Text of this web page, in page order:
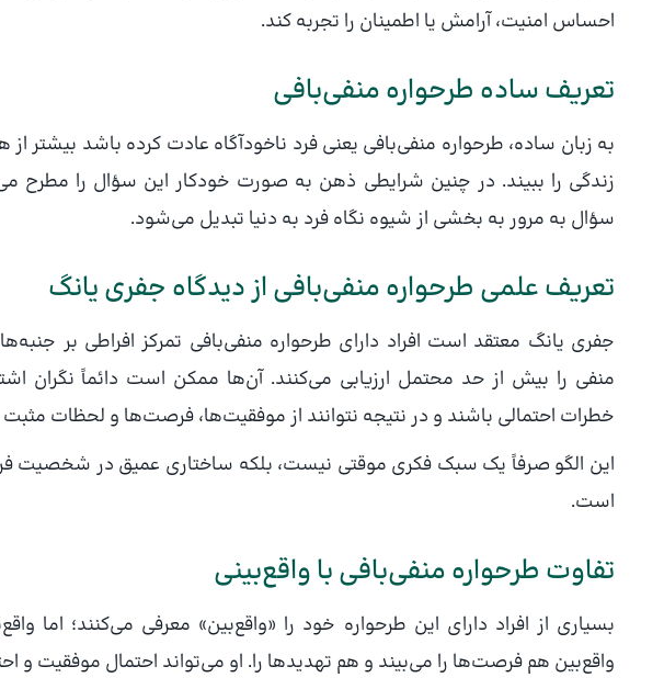
احساس امنیت، آرامش یا اطمینان را تجربه کند.
تعریف ساده طرحواره منفی‌بافی
به زبان ساده، طرحواره منفی‌بافی یعنی فرد ناخودآگاه عادت کرده باشد بیشتر
زندگی را ببیند. در چنین شرایطی ذهن به صورت خودکار این سؤال را مطرح
سؤال به مرور به بخشی از شیوه نگاه فرد به دنیا تبدیل می‌شود.
تعریف علمی طرحواره منفی‌بافی از دیدگاه جفری یانگ
جفری یانگ معتقد است افراد دارای طرحواره منفی‌بافی تمرکز افراطی بر
منفی را بیش از حد محتمل ارزیابی می‌کنند. آن‌ها ممکن است دائماً نگران
خطرات احتمالی باشند و در نتیجه نتوانند از موفقیت‌ها، فرصت‌ها و لحظات مثبت
این الگو صرفاً یک سبک فکری موقتی نیست، بلکه ساختاری عمیق در شخصیت
است.
تفاوت طرحواره منفی‌بافی با واقع‌بینی
بسیاری از افراد دارای این طرحواره خود را «واقع‌بین» معرفی می‌کنند؛ اما
واقع‌بین هم فرصت‌ها را می‌بیند و هم تهدیدها را. او می‌تواند احتمال موفقیت و